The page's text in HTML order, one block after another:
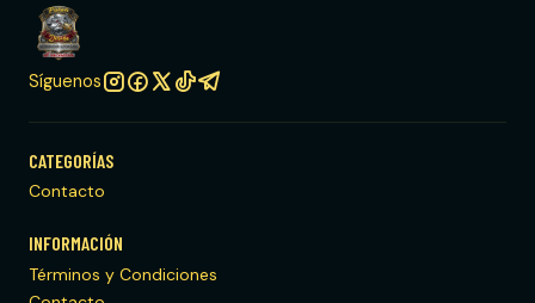
Síguenos
CATEGORÍAS
Contacto
INFORMACIÓN
Términos y Condiciones